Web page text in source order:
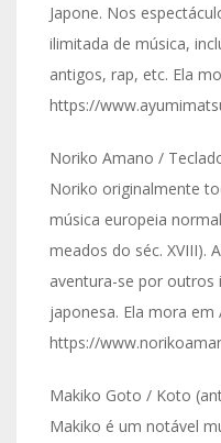
Japone. Nos
ilimitada de música,
antigos, rap, etc. Ela
https://
Noriko Amano /
Noriko originalmente
música europeia
meados do séc. XVIII).
aventura-se por
japonesa. Ela mora em
https://
Makiko Goto / Koto
Makiko é um notável